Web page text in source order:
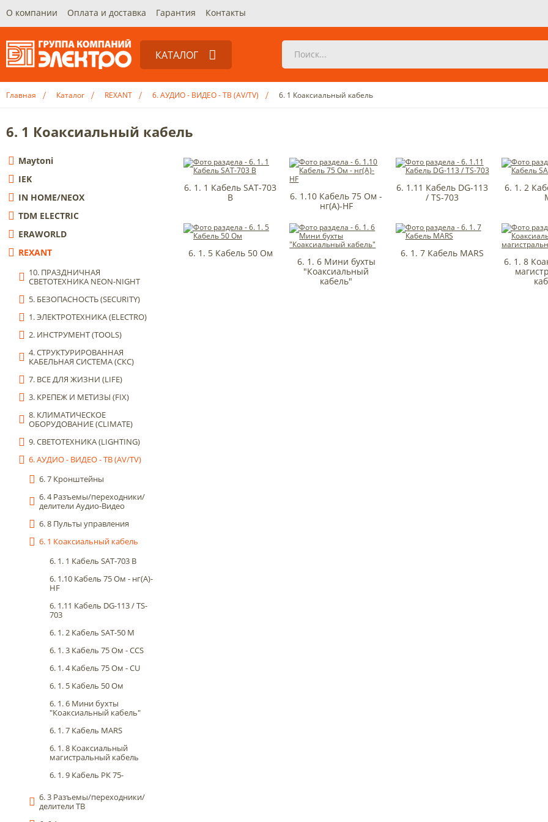
О компании Оплата и доставка Гарантия Контакты
КАТАЛОГ
Maytoni
IN HOME/NEOX
ERAWORLD
REXANT
Smartbuy
Электротехник
КЭАЗ
Главная Каталог REXANT 6. АУДИО - ВИДЕО - ТВ (AV/TV) 6. 1 Коаксиальный кабель
6. 1 Коаксиальный кабель
Maytoni
IEK
IN HOME/NEOX
TDM ELECTRIC
ERAWORLD
REXANT
10. ПРАЗДНИЧНАЯ
СВЕТОТЕХНИКА NEON-NIGHT
5. БЕЗОПАСНОСТЬ (SECURITY)
1. ЭЛЕКТРОТЕХНИКА (ELECTRO)
2. ИНСТРУМЕНТ (TOOLS)
4. СТРУКТУРИРОВАННАЯ
КАБЕЛЬНАЯ СИСТЕМА (СКС)
7. ВСЕ ДЛЯ ЖИЗНИ (LIFE)
3. КРЕПЕЖ И МЕТИЗЫ (FIX)
8. КЛИМАТИЧЕСКОЕ
ОБОРУДОВАНИЕ (CLIMATE)
9. СВЕТОТЕХНИКА (LIGHTING)
6. АУДИО - ВИДЕО - ТВ (AV/TV)
6. 7 Кронштейны
6. 4 Разъемы/переходники/
делители Аудио-Видео
6. 8 Пульты управления
6. 1 Коаксиальный кабель
6. 1. 1 Кабель SAT-703 B
6. 1.10 Кабель 75 Ом - нг(А)-
HF
6. 1.11 Кабель DG-113 / TS-
703
6. 1. 2 Кабель SAT-50 M
6. 1. 3 Кабель 75 Ом - CCS
6. 1. 4 Кабель 75 Ом - CU
6. 1. 5 Кабель 50 Ом
6. 1. 6 Мини бухты
"Коаксиальный кабель"
6. 1. 7 Кабель MARS
6. 1. 8 Коаксиальный
магистральный кабель
6. 1. 9 Кабель РК 75-
6. 3 Разъемы/переходники/
делители ТВ
6. 1. 1 Кабель SAT-703
B
6. 1.10 Кабель 75 Ом -
нг(А)-HF
6. 1.11 Кабель DG-113
/ TS-703
6. 1. 2
6. 1. 5 Кабель 50 Ом
6. 1. 6 Мини бухты
"Коаксиальный
кабель"
6. 1. 7 Кабель MARS
6. 1. 8